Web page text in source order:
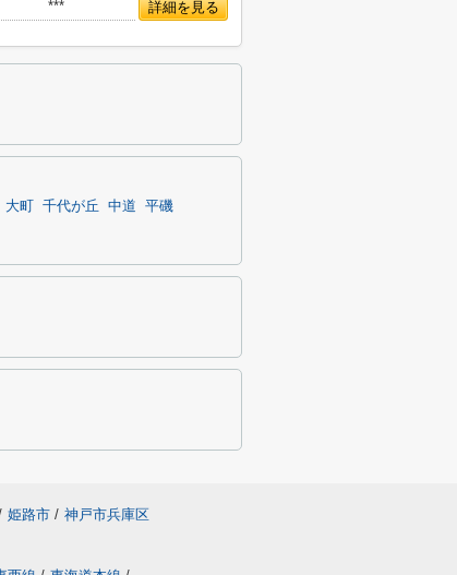
*** 詳細を見る
大町 千代が丘 中道
平磯
姫路市 / 神戸市兵庫区